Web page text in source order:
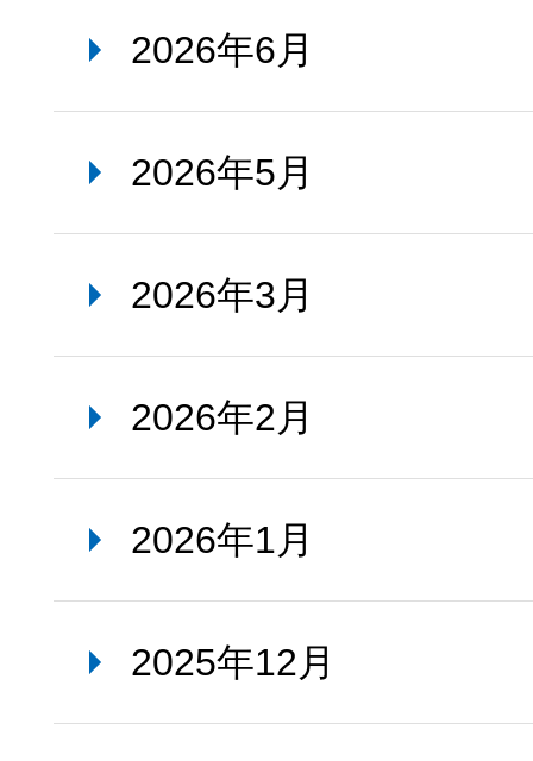
2026年6月
2026年5月
2026年3月
2026年2月
2026年1月
2025年12月